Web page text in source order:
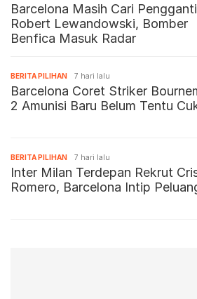
Barcelona Masih Cari Pengganti
Robert Lewandowski, Bomber
Benfica Masuk Radar
BERITA PILIHAN 7 hari lalu
Barcelona Coret Striker
2 Amunisi Baru Belum Tentu
BERITA PILIHAN 7 hari lalu
Inter Milan Terdepan Rekrut
Romero, Barcelona Intip